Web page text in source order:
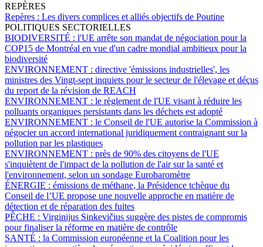
REPÈRES
Repères : Les divers complices et alliés objectifs de Poutine
POLITIQUES SECTORIELLES
BIODIVERSITÉ : l'UE arrête son mandat de négociation pour la
COP15 de Montréal en vue d'un cadre mondial ambitieux pour la
biodiversité
ENVIRONNEMENT : directive 'émissions industrielles', les
ministres des Vingt-sept inquiets pour le secteur de l'élevage et déçus
du report de la révision de REACH
ENVIRONNEMENT : le règlement de l'UE visant à réduire les
polluants organiques persistants dans les déchets est adopté
ENVIRONNEMENT : le Conseil de l'UE autorise la Commission à
négocier un accord international juridiquement contraignant sur la
pollution par les plastiques
ENVIRONNEMENT : près de 90% des citoyens de l'UE
s'inquiètent de l'impact de la pollution de l'air sur la santé et
l'environnement, selon un sondage Eurobaromètre
ÉNERGIE : émissions de méthane, la Présidence tchèque du
Conseil de l’UE propose une nouvelle approche en matière de
détection et de réparation des fuites
PÊCHE : Virginijus Sinkevičius suggère des pistes de compromis
pour finaliser la réforme en matière de contrôle
SANTÉ : la Commission européenne et la Coalition pour les